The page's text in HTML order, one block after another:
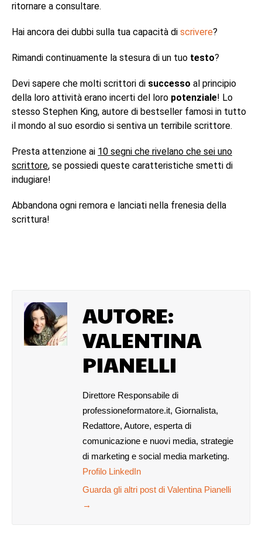
ritornare a consultare.
Hai ancora dei dubbi sulla tua capacità di scrivere?
Rimandi continuamente la stesura di un tuo testo?
Devi sapere che molti scrittori di successo al principio
della loro attività erano incerti del loro potenziale! Lo
stesso Stephen King, autore di bestseller famosi in tutto
il mondo al suo esordio si sentiva un terribile scrittore.
Presta attenzione ai 10 segni che rivelano che sei uno
scrittore, se possiedi queste caratteristiche smetti di
indugiare!
Abbandona ogni remora e lanciati nella frenesia della
scrittura!
AUTORE:
VALENTINA
PIANELLI
Direttore Responsabile di
professioneformatore.it, Giornalista,
Redattore, Autore, esperta di
comunicazione e nuovi media, strategie
di marketing e social media marketing.
Profilo LinkedIn
Guarda gli altri post di Valentina Pianelli
→